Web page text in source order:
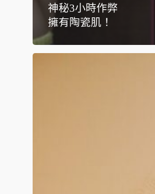
神秘3小時作弊
擁有陶瓷肌！